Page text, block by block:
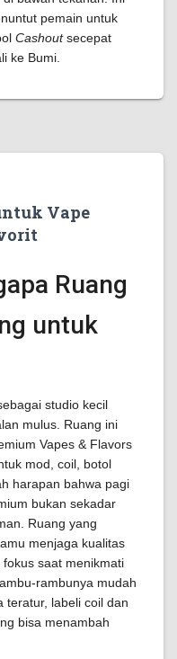
pemain untuk
Cashoutsecepat
ke Bumi.
Vape
Ruang
untuk
studio kecil
mulus. Ruang ini
Vapes & Flavors
mod, coil, botol
harapan bahwa pagi
bukan sekadar
Ruang yang
menjaga kualitas
saat menikmati
rambunya mudah
teratur, labeli coil dan
bisa menambah